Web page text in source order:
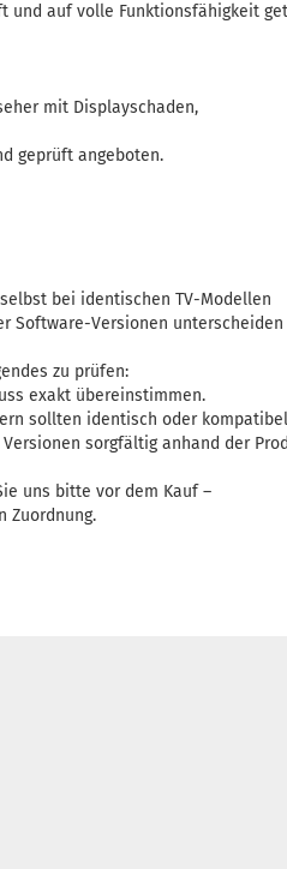
und auf volle Funktionsfähigkeit
mit Displayschaden,
geprüft angeboten.
bei identischen TV-Modellen
Software-Versionen unterscheiden
zu prüfen:
exakt übereinstimmen.
sollten identisch oder
sorgfältig anhand der
uns bitte vor dem Kauf –
Zuordnung.